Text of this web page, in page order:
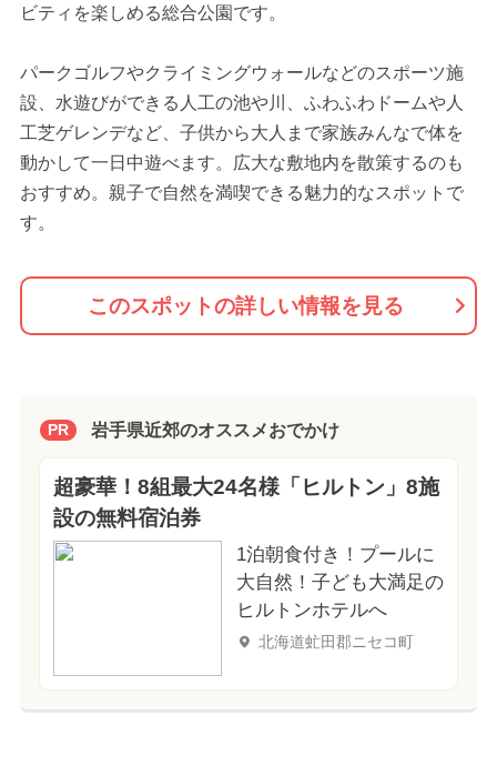
ビティを楽しめる総合公園です。
パークゴルフやクライミングウォールなどのスポーツ施
設、水遊びができる人工の池や川、ふわふわドームや人
工芝ゲレンデなど、子供から大人まで家族みんなで体を
動かして一日中遊べます。広大な敷地内を散策するのも
おすすめ。親子で自然を満喫できる魅力的なスポットで
す。
このスポットの詳しい情報を見る
PR 岩手県近郊のオススメおでかけ
超豪華！8組最大24名様「ヒルトン」8施
設の無料宿泊券
1泊朝食付き！プールに
大自然！子ども大満足の
ヒルトンホテルへ
北海道虻田郡ニセコ町